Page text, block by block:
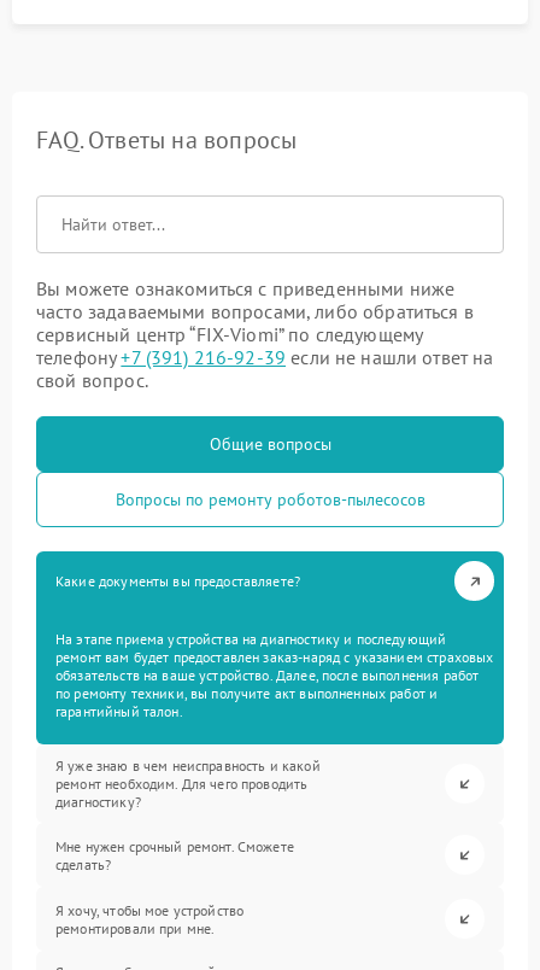
FAQ. Ответы на вопросы
Вы можете ознакомиться с приведенными ниже
часто задаваемыми вопросами, либо обратиться в
сервисный центр “FIX-Viomi” по следующему
телефону+7 (391) 216-92-39 если не нашли ответ на
свой вопрос.
Общие вопросы
Вопросы по ремонту роботов-пылесосов
Какие документы вы предоставляете?
На этапе приема устройства на диагностику и последующий
ремонт вам будет предоставлен заказ-наряд с указанием страховых
обязательств на ваше устройство. Далее, после выполнения работ
по ремонту техники, вы получите акт выполненных работ и
гарантийный талон.
Я уже знаю в чем неисправность и какой
ремонт необходим. Для чего проводить
диагностику?
Мне нужен срочный ремонт. Сможете
сделать?
Я хочу, чтобы мое устройство
ремонтировали при мне.